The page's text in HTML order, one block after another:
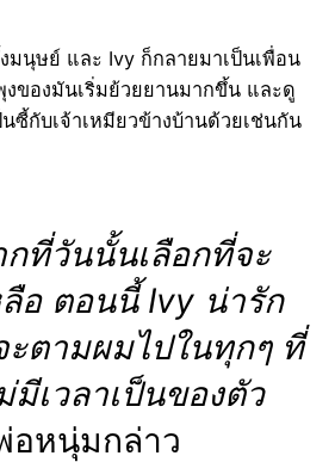
มนุษย์ และ Ivy ก็กลายมาเป็นเพื่อน
ของมันเริ่มย้วยยานมากขึ้น และดู
ซี้กับเจ้าเหมียวข้างบ้านด้วยเช่นกัน
ที่วันนั้นเลือกที่จะ
อ ตอนนี้ Ivy น่ารัก
ตามผมไปในทุกๆ ที่
มีเวลาเป็นของตัว
หนุ่มกล่าว